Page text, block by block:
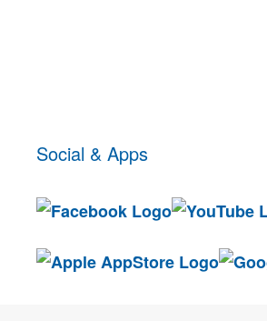
Social & Apps